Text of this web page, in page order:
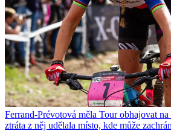
Ferrand-Prévotová měla Tour obhajovat
ztráta z něj udělala místo, kde může